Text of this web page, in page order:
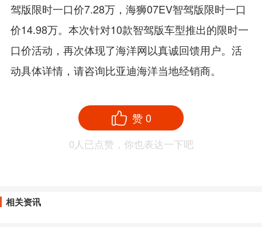
驾版限时一口价7.28万，海狮07EV智驾版限时一口
价14.98万。本次针对10款智驾版车型推出的限时一
口价活动，再次体现了海洋网以真诚回馈用户。活
动具体详情，请咨询比亚迪海洋当地经销商。
赞0
0人已点赞，你也表达一下吧
相关资讯